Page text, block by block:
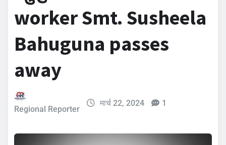
worker Smt. Susheela
Bahuguna passes
away
Regional Reporter
मार्च 22, 2024 1